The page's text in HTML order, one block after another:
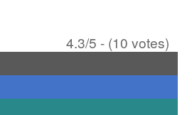
4.3/5 - (10 votes)